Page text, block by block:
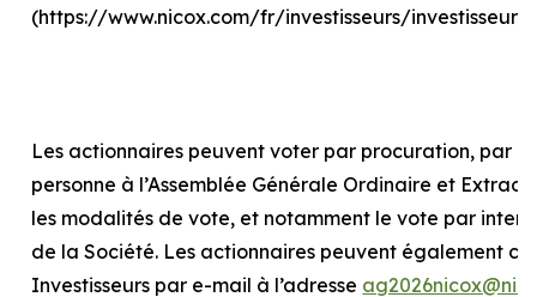
(https://www.nicox.com/fr/investisseurs/
Les actionnaires peuvent voter par procuration, par
personne à l’Assemblée Générale Ordinaire et
les modalités de vote, et notamment le vote par
de la Société. Les actionnaires peuvent également
Investisseurs par e-mail à l’adresse